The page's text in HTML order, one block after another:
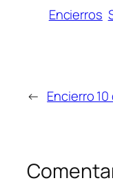
Encierros
← Encierro